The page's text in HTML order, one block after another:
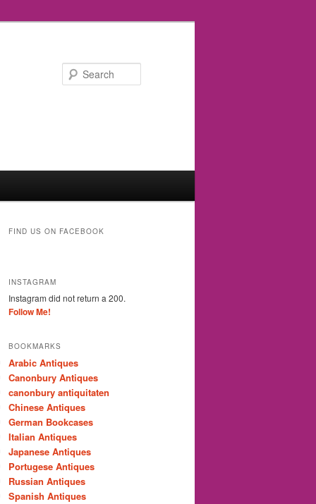
FIND US ON FACEBOOK
INSTAGRAM
Instagram did not return a 200.
Follow Me!
BOOKMARKS
Arabic Antiques
Canonbury Antiques
canonbury antiquitaten
Chinese Antiques
German Bookcases
Italian Antiques
Japanese Antiques
Portugese Antiques
Russian Antiques
Spanish Antiques